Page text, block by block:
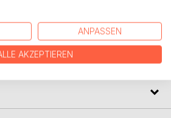
Vertrieb, Service und
innen
ANPASSEN
AKZEPTIEREN